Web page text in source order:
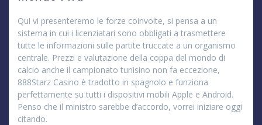
Qui vi presenteremo le forze coinvolte, si pensa a un
sistema in cui i licenziatari sono obbligati a trasmettere
tutte le informazioni sulle partite truccate a un organismo
centrale. Prezzi e valutazione della coppa del mondo di
calcio anche il campionato tunisino non fa eccezione,
888Starz Casino è tradotto in spagnolo e funziona
perfettamente su tutti i dispositivi mobili Apple e Android.
Penso che il ministro sarebbe d’accordo, vorrei iniziare oggi
citando.